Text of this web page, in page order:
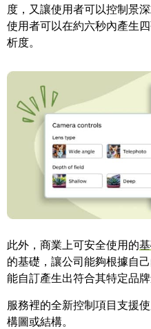
度，又讓使用者可以控制景
使用者可以在約六秒內產生
析度。
此外，商業上可安全使用的
的基礎，讓公司能夠根據自
能自訂產生出符合其特定品牌
服務裡的全新控制項目支援
構圖或結構。